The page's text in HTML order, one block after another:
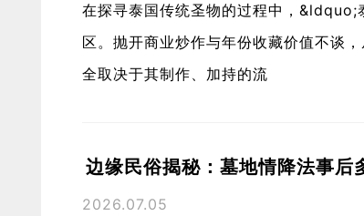
在探寻泰国传统圣物的过程中，
区。抛开商业炒作与年份收藏价值不谈
全取决于其制作、加持的流
边缘民俗揭秘：墓地情降法事后
2026.07.05